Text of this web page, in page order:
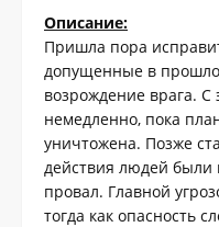
Описание:
Пришла пора
допущенные в
возрождение врага. С
немедленно, пока
уничтожена. Позже
действия людей были
провал. Главной
тогда как опасность